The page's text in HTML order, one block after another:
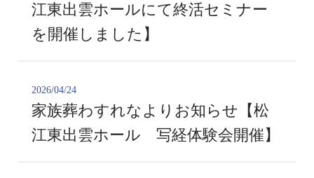
江東出雲ホールにて終活セミナー
を開催しました】
2026/04/24
家族葬わすれなよりお知らせ【松
江東出雲ホール 写経体験会開催】